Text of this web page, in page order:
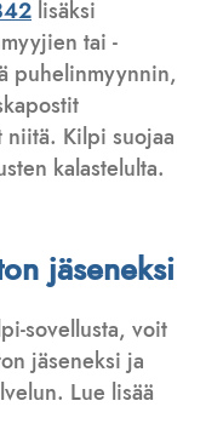
lisäksi
tai -
puhelinmyynnin,
niitä. Kilpi suojaa
kalastelulta.
jäseneksi
sovellusta, voit
jäseneksi ja
Lue lisää